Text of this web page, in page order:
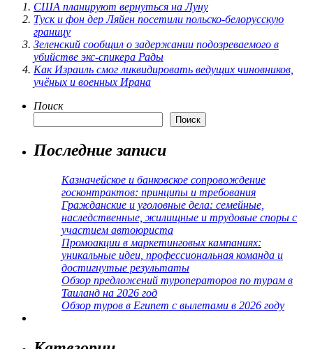
США планируют вернуться на Луну
Туск и фон дер Ляйен посетили польско-белорусскую
границу
Зеленский сообщил о задержании подозреваемого в
убийстве экс-спикера Рады
Как Израиль смог ликвидировать ведущих чиновников,
учёных и военных Ирана
Поиск
Поиск
Последние записи
Казначейское и банковское сопровождение
госконтрактов: принципы и требования
Гражданские и уголовные дела: семейные,
наследственные, жилищные и трудовые споры с
участием автоюриста
Промоакции в маркетинговых кампаниях:
уникальные идеи, профессиональная команда и
достигнутые результаты
Обзор предложений туроператоров по турам в
Таиланд на 2026 год
Обзор туров в Египет с вылетами в 2026 году